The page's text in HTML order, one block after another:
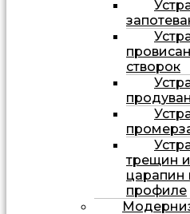
створок
трещин и
царапин
профиле